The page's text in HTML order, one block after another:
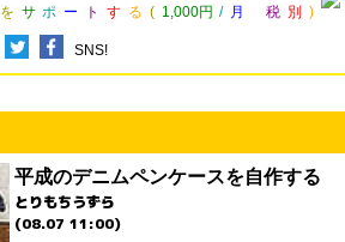
を サ ポ ー ト す る ( 1,000円 / 月 税 別 )
SNS!
平成のデニムペンケースを自作する
とりもちうずら
(08.07 11:00)